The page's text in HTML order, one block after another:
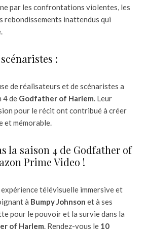
par les confrontations violentes, les
rebondissements inattendus qui
:
de réalisateurs et de scénaristes a
4 de Godfather of Harlem . Leur
pour le récit ont contribué à créer
et mémorable.
la saison 4 de Godfather of
Prime Video !
télévisuelle immersive et
à Bumpy Johnson et à ses
pour le pouvoir et la survie dans la
of Harlem . Rendez-vous le 10